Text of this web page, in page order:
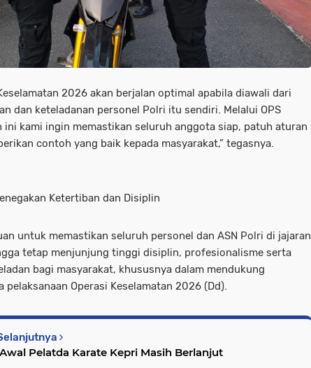
2026 akan berjalan optimal apabila diawali dari
dan keteladanan personel Polri itu sendiri. Melalui OPS
ini kami ingin memastikan seluruh anggota siap, patuh aturan
contoh yang baik kepada masyarakat,” tegasnya.
Ketertiban dan Disiplin
untuk memastikan seluruh personel dan ASN Polri di jajaran
tetap menjunjung tinggi disiplin, profesionalisme serta
bagi masyarakat, khususnya dalam mendukung
pelaksanaan Operasi Keselamatan 2026 (Dd).
Pelatda Karate Kepri Masih Berlanjut